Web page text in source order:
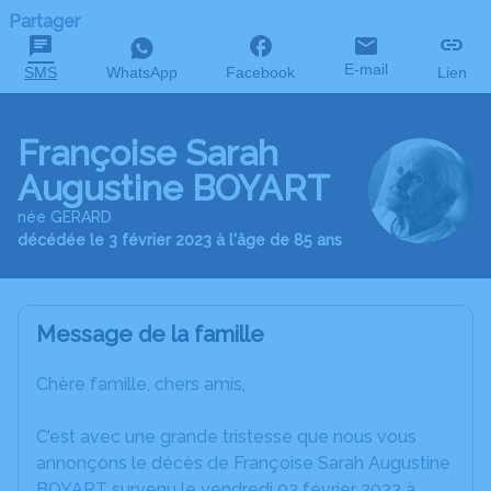
Partager
SMS WhatsApp Facebook E-mail Lien
Françoise Sarah
Augustine BOYART
née GERARD
décédée le 3 février 2023 à l'âge de 85 ans
Message de la famille
Chère famille, chers amis,
C’est avec une grande tristesse que nous vous
annonçons le décès de Françoise Sarah Augustine